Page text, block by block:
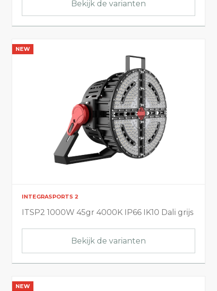
Bekijk de varianten
NEW
INTEGRASPORTS 2
ITSP2 1000W 45gr 4000K IP66 IK10 Dali grijs
Bekijk de varianten
NEW